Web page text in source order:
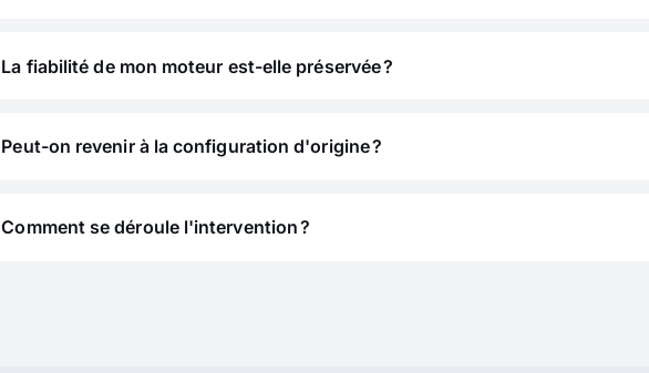
La fiabilité de mon moteur est-elle préservée ?
Peut-on revenir à la configuration d'origine ?
Comment se déroule l'intervention ?